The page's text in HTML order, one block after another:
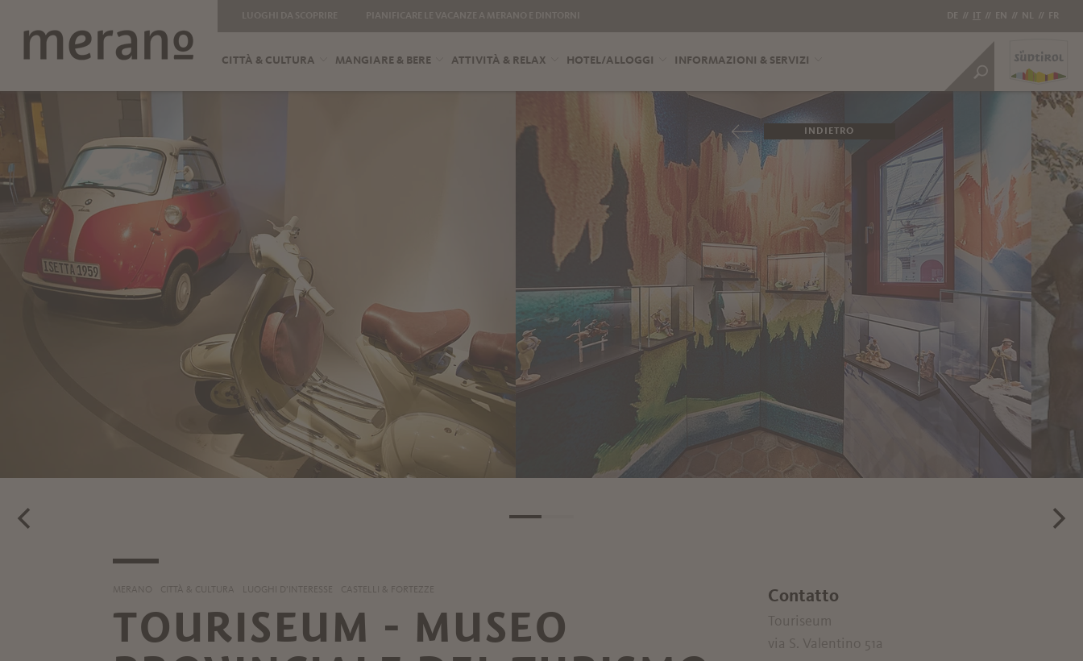
DE // IT // EN // NL // FR
CITTÀ & CULTURA MANGIARE & BERE ATTIVITÀ & RELAX HOTEL/ALLOGGI INFORMAZIONI & SERVIZI
INDIETRO
MERANO CITTÀ & CULTURA LUOGHI D’INTERESSE CASTELLI & FORTEZZE
TOURISEUM - MUSEO
Contatto
Touriseum
via S. Valentino 51a